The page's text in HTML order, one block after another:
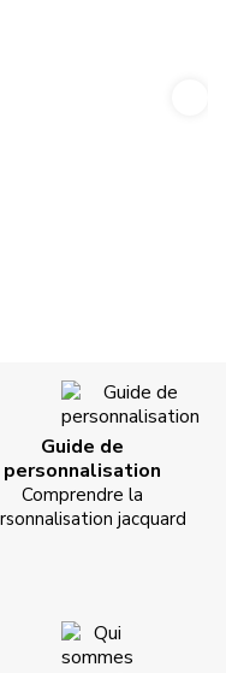
Guide de
personnalisation
Comprendre la
jacquard